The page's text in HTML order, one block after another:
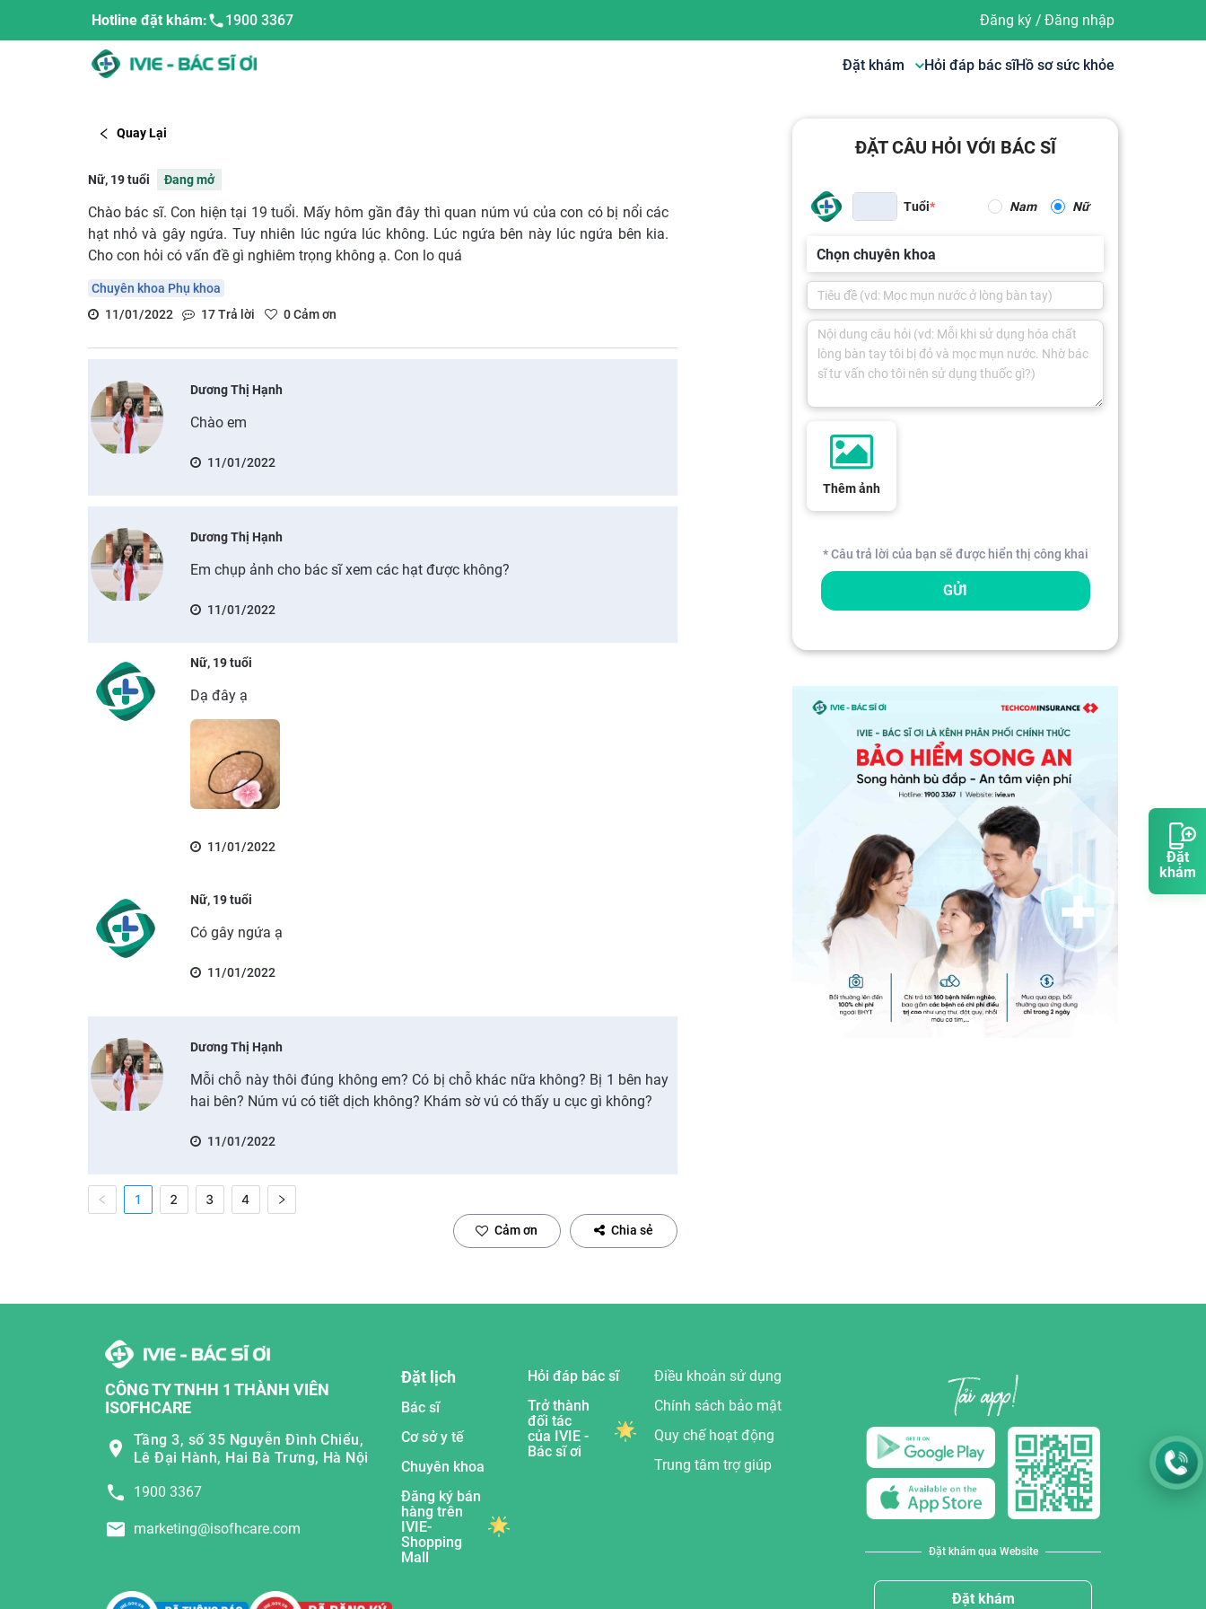
Đặt
khám
Hotline đặt khám: 1900 3367 Đăng ký/ Đăng nhập
Đặt khám Hỏi đáp bác sĩHồ sơ sức khỏe
Quay Lại
Nữ, 19 tuổi Đang mở
Chào bác sĩ. Con hiện tại 19 tuổi. Mấy hôm gần đây thì quan núm vú của con có bị nổi các
hạt nhỏ và gây ngứa. Tuy nhiên lúc ngứa lúc không. Lúc ngứa bên này lúc ngứa bên kia.
Cho con hỏi có vấn đề gì nghiêm trọng không ạ. Con lo quá
Chuyên khoa Phụ khoa
11/01/2022
17Trả lời 0Cảm ơn
Dương Thị Hạnh
Chào em
11/01/2022
Dương Thị Hạnh
Em chụp ảnh cho bác sĩ xem các hạt được không?
11/01/2022
Nữ, 19 tuổi
Dạ đây ạ
11/01/2022
Nữ, 19 tuổi
Có gây ngứa ạ
11/01/2022
Dương Thị Hạnh
Mỗi chỗ này thôi đúng không em? Có bị chỗ khác nữa không? Bị 1 bên hay
hai bên? Núm vú có tiết dịch không? Khám sờ vú có thấy u cục gì không?
11/01/2022
1 2 3 4
Cảm ơn Chia sẻ
ĐẶT CÂU HỎI VỚI BÁC SĨ
Tuổi Nam Nữ
Chọn chuyên khoa
Thêm ảnh
* Câu trả lời của bạn sẽ được hiển thị công khai
GỬI
CÔNG TY TNHH 1 THÀNH VIÊN
ISOFHCARE
Tầng 3, số 35 Nguyễn Đình Chiểu,
Lê Đại Hành, Hai Bà Trưng, Hà Nội
1900 3367
marketing@isofhcare.com
Đặt lịch
Bác sĩ
Cơ sở y tế
Chuyên khoa
Đăng ký bán
hàng trên
IVIE-
Shopping
Mall
Hỏi đáp bác sĩ
Trở thành
đối tác
của IVIE -
Bác sĩ ơi
Điều khoản sử dụng
Chính sách bảo mật
Quy chế hoạt động
Trung tâm trợ giúp
Đặt khám qua Website
Đặt khám